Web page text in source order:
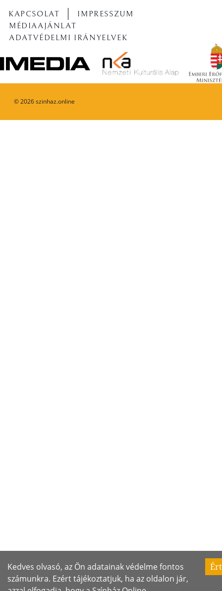
©2026szinhaz.online
KAPCSOLAT
IMPRESSZUM
MÉDIAAJÁNLAT
ADATVÉDELMI IRÁNYELVEK
Kedves olvasó, az Ön adatainak védelme fontos
számunkra. Ezért tájékoztatjuk, ha az oldalon jár,